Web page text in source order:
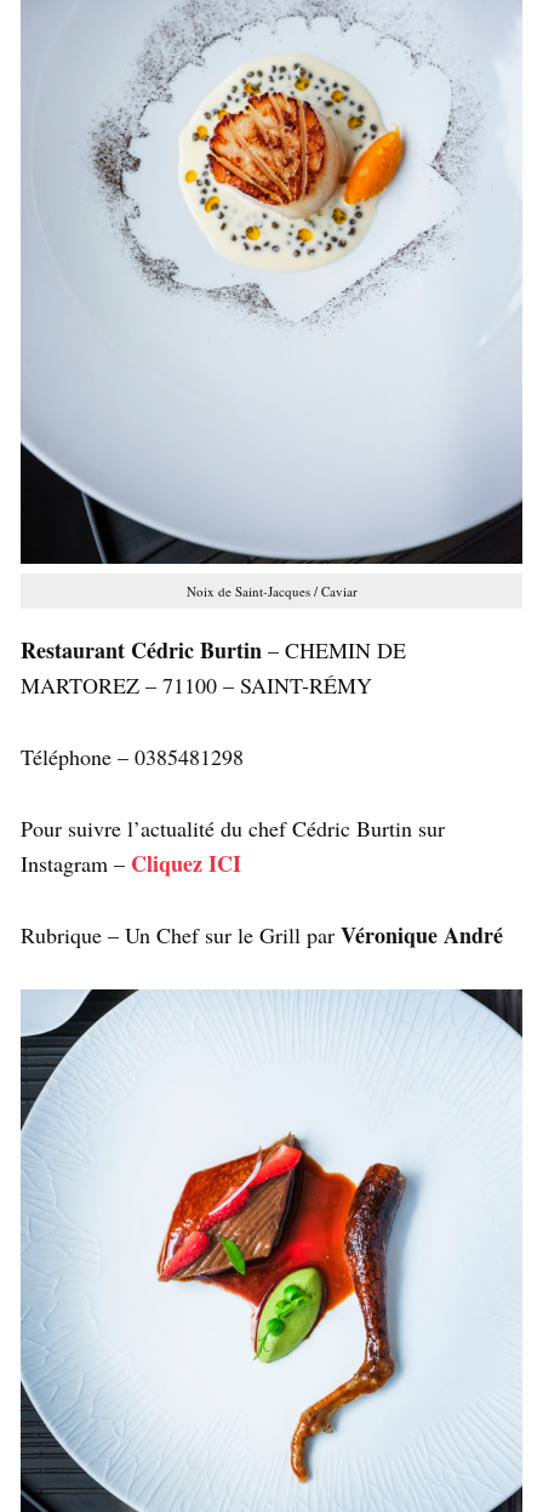
Noix de Saint-Jacques / Caviar
Restaurant Cédric Burtin – CHEMIN DE
MARTOREZ – 71100 – SAINT-RÉMY
Téléphone – 0385481298
Pour suivre l’actualité du chef Cédric Burtin sur
Instagram – Cliquez ICI
Rubrique – Un Chef sur le Grill par Véronique André